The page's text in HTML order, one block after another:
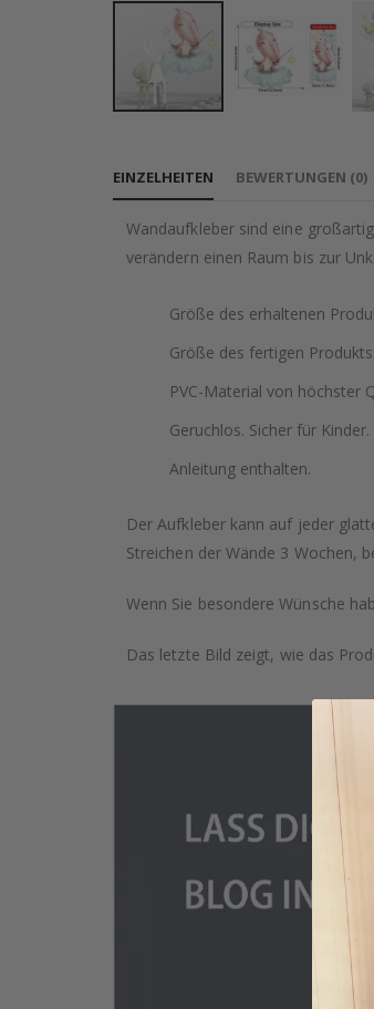
der
springen
EINZELHEITEN
Wandaufkleber sind eine
verändern einen Raum bis zur
Größe des erhaltenen
Größe des fertigen
PVC-Material von höchster
Geruchlos. Sicher für
Anleitung enthalten.
Der Aufkleber kann auf jeder
Streichen der Wände 3 Wochen,
Wenn Sie besondere Wünsche
Das letzte Bild zeigt, wie das
BEWERTUNGEN (0)